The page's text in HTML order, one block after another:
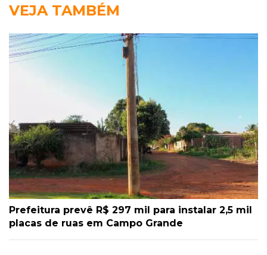
VEJA TAMBÉM
Prefeitura prevê R$ 297 mil para instalar 2,5 mil
placas de ruas em Campo Grande